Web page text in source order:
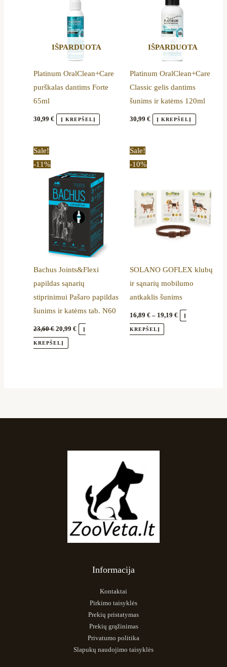
IŠPARDUOTA
Platinum OralClean+Care
purškalas dantims Forte
65ml
30,99€ Į KREPŠELĮ
IŠPARDUOTA
Platinum OralClean+Care
Classic gelis dantims
šunims ir katėms 120ml
30,99 € Į KREPŠELĮ
Sale!
-11%
Bachus Joints&Flexi
papildas sąnarių
stiprinimui Pašaro papildas
šunims ir katėms tab. N60
23,60€
23,60 €.
20,99€
20,99 €.
Į
KREPŠELĮ
Sale!
-10%
SOLANO GOFLEX klubų
ir sąnarių mobilumo
antkaklis šunims
16,89 € – 19,19 € Į
KREPŠELĮ
multiple
variants.
The
options
chosen
on
the
product
Informacija
Kontaktai
Pirkimo taisyklės
Prekių pristatymas
Prekių grąžinimas
Privatumo politika
Slapukų naudojimo taisyklės